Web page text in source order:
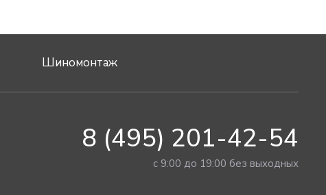
Шиномонтаж
8 (495) 201-42-54
с 9:00 до 19:00 без выходных